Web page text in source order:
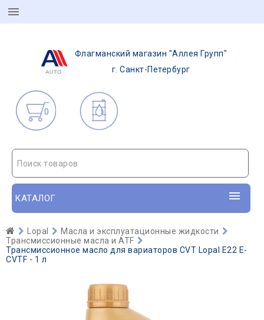
Флагманский магазин "Аллея Групп"
г. Санкт-Петербург
0
Поиск товаров
КАТАЛОГ
Lopal
Масла и эксплуатационные жидкости
Трансмиссионные масла и ATF
Трансмиссионное масло для вариаторов CVT Lopal E22 E-
CVTF - 1 л